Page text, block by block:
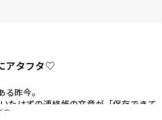
アタフタ♡
昨今。
たはずの連絡帳の文章が「保存できて
卒